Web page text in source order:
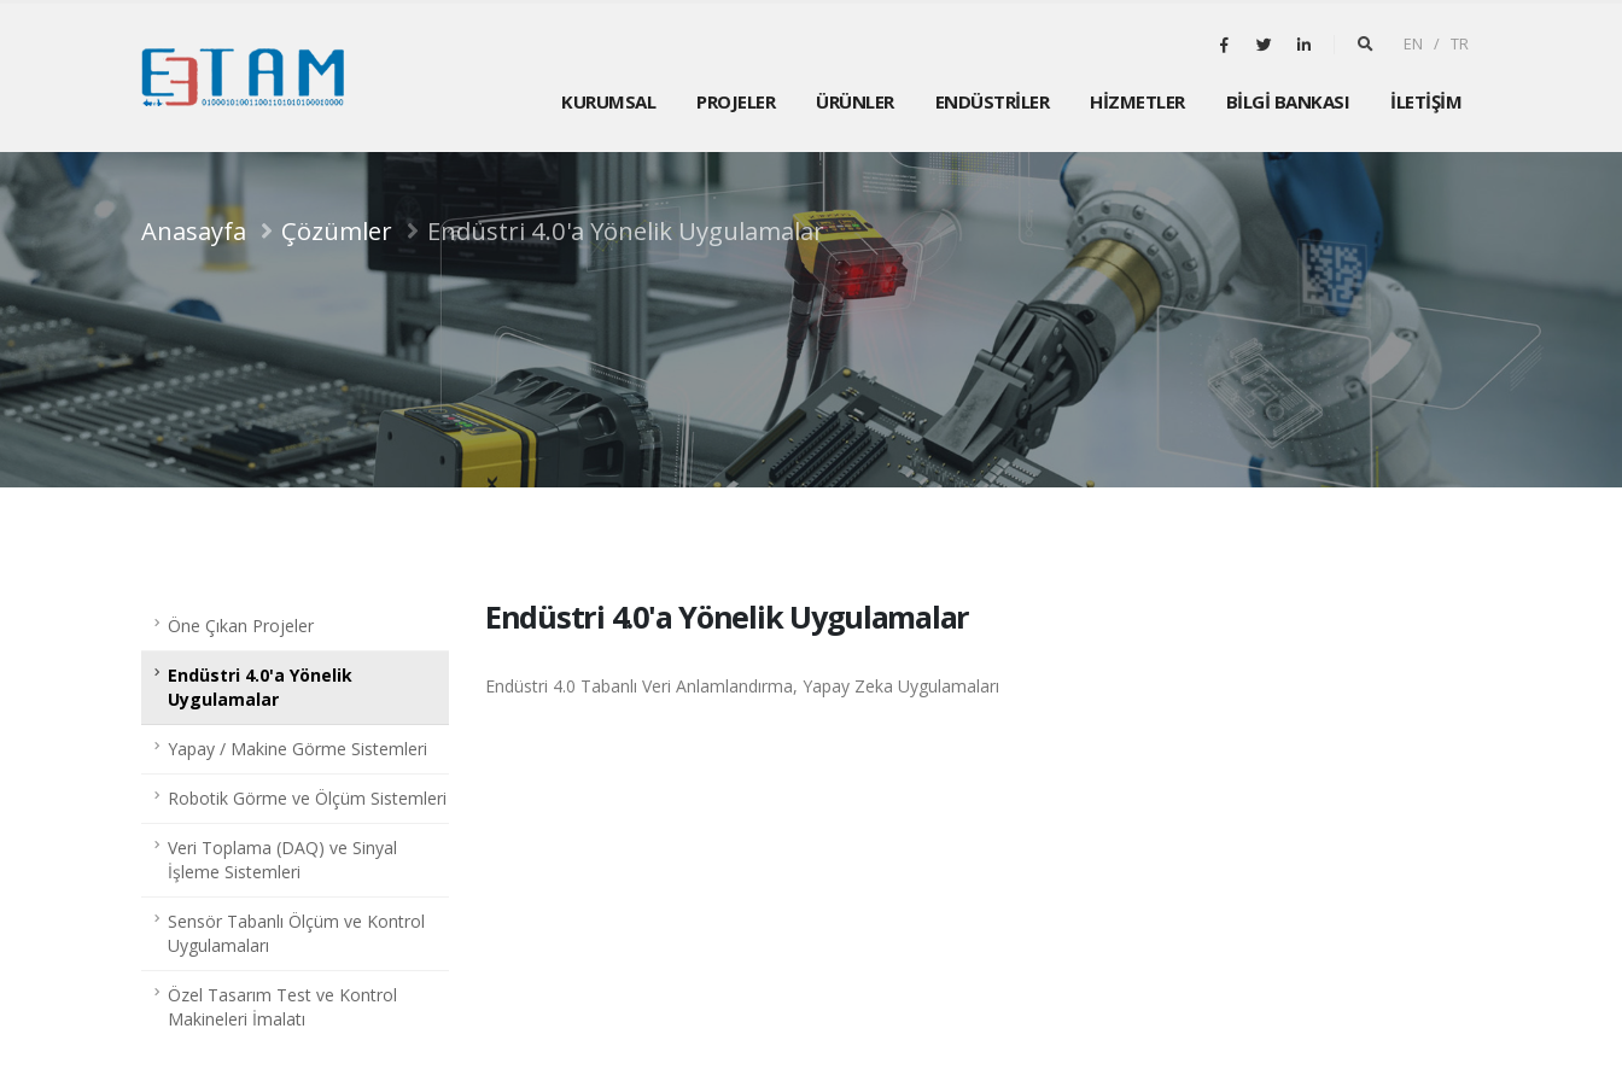
EN / TR
KURUMSAL PROJELER ÜRÜNLER ENDÜSTRİLER HİZMETLER BİLGİ BANKASI İLETİŞİM
Anasayfa Çözümler Endüstri 4.0'a Yönelik Uygulamalar
Öne Çıkan Projeler
Endüstri 4.0'a Yönelik
Uygulamalar
Yapay / Makine Görme Sistemleri
Robotik Görme ve Ölçüm Sistemleri
Veri Toplama (DAQ) ve Sinyal
İşleme Sistemleri
Sensör Tabanlı Ölçüm ve Kontrol
Uygulamaları
Özel Tasarım Test ve Kontrol
Makineleri İmalatı
Endüstri 4.0'a Yönelik Uygulamalar
Endüstri 4.0 Tabanlı Veri Anlamlandırma, Yapay Zeka Uygulamaları